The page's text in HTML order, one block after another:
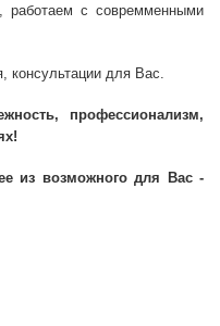
работаем с совремменными
для Вас.
профессионализм,
из возможного для Вас -